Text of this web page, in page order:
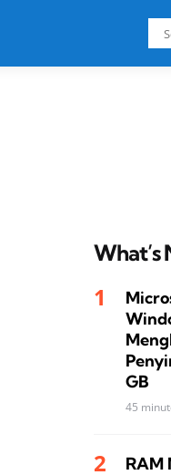
for:
What’s
GB
45
RAM